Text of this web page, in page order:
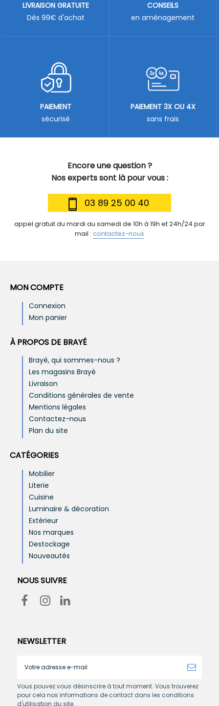
Encore une question ?
Nos experts sont là pour vous :
03 89 25 00 40
appel gratuit du mardi au samedi de 10h à 19h et 24h/24 par
mail : contactez-nous
LIVRAISON GRATUITE
Dès 99€ d'achat
CONSEILS
en aménagement
PAIEMENT
sécurisé
PAIEMENT 3X OU 4X
sans frais
MON COMPTE
Connexion
Mon panier
À PROPOS DE BRAYÉ
Brayé, qui sommes-nous ?
Les magasins Brayé
Livraison
Conditions générales de vente
Mentions légales
Contactez-nous
Plan du site
CATÉGORIES
Mobilier
Literie
Cuisine
Luminaire & décoration
Extérieur
Nos marques
Destockage
Nouveautés
NOUS SUIVRE
NEWSLETTER
Vous pouvez vous désinscrire à tout moment. Vous trouverez
pour cela nos informations de contact dans les conditions
d'utilisation du site.